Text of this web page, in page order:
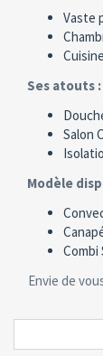
Vaste
Ses atouts :
Salon
Modèle
Envie de